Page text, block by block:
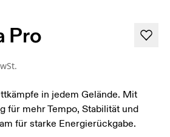
Pro
in jedem Gelände. Mit
für mehr Tempo, Stabilität und
für starke Energierückgabe.